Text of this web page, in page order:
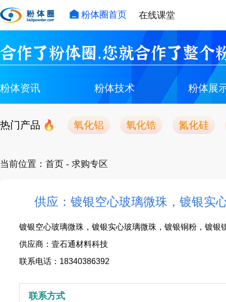
粉体圈首页 在线课堂
合作了粉体圈，您就合作了整个
粉体资讯 粉体技术 粉体展
热门产品 氧化铝 氧化锆 氮化硅
当前位置： 首页 - 求购专区
供应：镀银空心玻璃微珠，镀银实
镀银空心玻璃微珠，镀银实心玻璃微珠，镀银铜粉，镀银
供应商：壹石通材料科技
联系电话：18340386392
联系方式